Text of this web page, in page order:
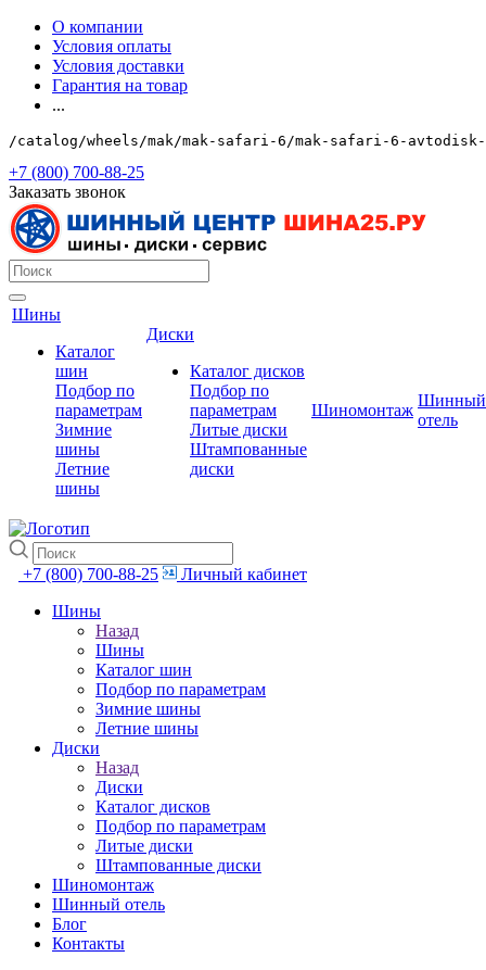
О компании
Условия оплаты
Условия доставки
Гарантия на товар
...
/catalog/wheels/mak/mak-safari-6/mak-safari-6-
+7 (800) 700-88-25
Заказать звонок
Шины
Каталог
шин
Подбор по
параметрам
Зимние
шины
Летние
шины
Диски
Каталог дисков
Подбор по
параметрам
Литые диски
Штампованные
диски
Шиномонтаж
Шинный
отель
+7 (800) 700-88-25
Личный кабинет
Шины
Назад
Шины
Каталог шин
Подбор по параметрам
Зимние шины
Летние шины
Диски
Назад
Диски
Каталог дисков
Подбор по параметрам
Литые диски
Штампованные диски
Шиномонтаж
Шинный отель
Блог
Контакты